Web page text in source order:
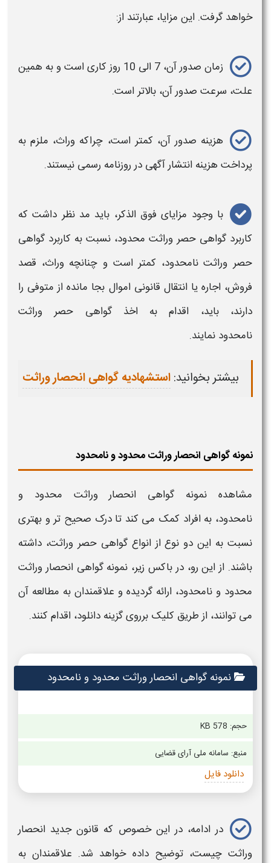
خواهد گرفت. این مزایا، عبارتند از:
زمان صدور آن، 7 الی 10 روز کاری است و به همین
علت، سرعت صدور آن، بالاتر است.
هزینه صدور آن، کمتر است، چراکه وراث، ملزم به
پرداخت هزینه انتشار آگهی در روزنامه رسمی نیستند.
با وجود مزایای فوق الذکر، باید مد نظر داشت که
کاربرد گواهی حصر وراثت محدود، نسبت به کاربرد گواهی
حصر وراثت نامحدود، کمتر است و چنانچه وراث، قصد
فروش، اجاره یا انتقال قانونی اموال بجا مانده از متوفی را
دارند، باید، اقدام به اخذگواهی حصر وراثت
نامحدود نمایند.
بیشتر بخوانید:استشهادیه گواهی انحصار وراثت
نمونه گواهی انحصار وراثت محدود و نامحدود
مشاهده نمونه گواهی انحصار وراثت محدود و
نامحدود، به افراد کمک می کند تا درک صحیح تر و بهتری
نسبت به این دو نوع از انواعگواهی حصر وراثت، داشته
باشند. از این رو، در باکس زیر، نمونه گواهی انحصار وراثت
محدود و نامحدود، ارائه گردیده و علاقمندان به مطالعه آن
می توانند، از طریق کلیک برروی گزینه دانلود، اقدام کنند.
نمونه گواهی انحصار وراثت محدود و نامحدود
حجم: 578 KB
منبع: سامانه ملی آرای قضایی
دانلود فایل
در ادامه، در این خصوص که قانون جدید انحصار
وراثت چیست،توضیح داده خواهد شد. علاقمندان به